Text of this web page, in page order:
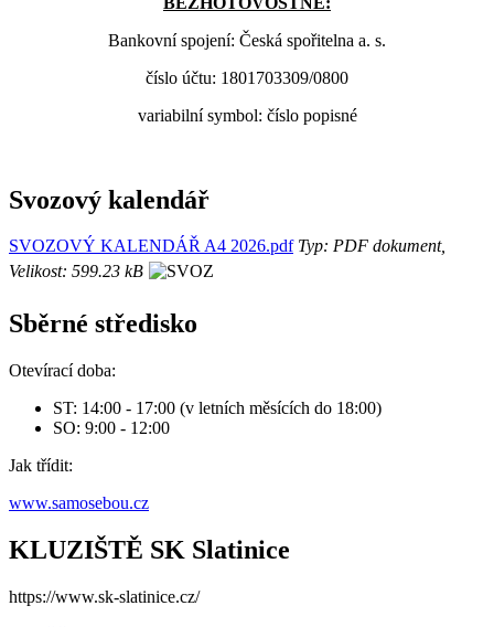
Bankovní spojení: Česká spořitelna a. s.
číslo účtu: 1801703309/0800
variabilní symbol: číslo popisné
Svozový kalendář
SVOZOVÝ KALENDÁŘ A4 2026.pdfTyp: PDF dokument,
Velikost: 599.23 kB
Sběrné středisko
Otevírací doba:
ST: 14:00 - 17:00 (v letních měsících do 18:00)
SO: 9:00 - 12:00
Jak třídit:
www.samosebou.cz
KLUZIŠTĚ SK Slatinice
https://www.sk-slatinice.cz/